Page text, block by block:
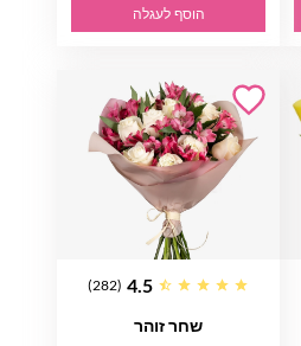
הוסף לעגלה
4.5
(282)
שחר זוהר